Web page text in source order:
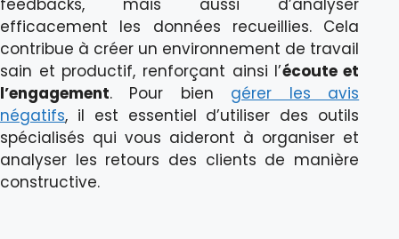
efficacement les données recueillies. Cela
contribue à créer un environnement de travail
sain et productif, renforçant ainsi l’écoute et
l’engagement. Pour bien gérer les avis
négatifs, il est essentiel d’utiliser des outils
spécialisés qui vous aideront à organiser et
analyser les retours des clients de manière
constructive.